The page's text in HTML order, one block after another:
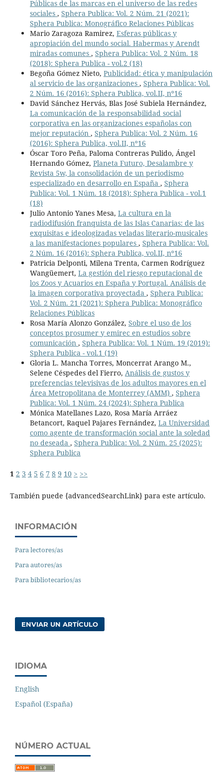
Públicas de las marcas en el universo de las redes
sociales , Sphera Publica: Vol. 2 Núm. 21 (2021):
Sphera Publica: Monográfico Relaciones Públicas
Mario Zaragoza Ramirez, Esferas públicas y
apropiación del mundo social. Habermas y Arendt
miradas comunes , Sphera Publica: Vol. 2 Núm. 18
(2018): Sphera Publica - vol.2 (18)
Begoña Gómez Nieto, Publicidad: ética y manipulación
al servicio de las organizaciones , Sphera Publica: Vol.
2 Núm. 16 (2016): Sphera Publica, vol.II, nº16
David Sánchez Hervás, Blas José Subiela Hernández,
La comunicación de la responsabilidad social
corporativa en las organizaciones españolas con
mejor reputación , Sphera Publica: Vol. 2 Núm. 16
(2016): Sphera Publica, vol.II, nº16
Óscar Toro Peña, Paloma Contreras Pulido, Ángel
Hernando Gómez, Planeta Futuro, Desalambre y
Revista 5w, la consolidación de un periodismo
especializado en desarrollo en España , Sphera
Publica: Vol. 1 Núm. 18 (2018): Sphera Publica - vol.1
(18)
Julio Antonio Yanes Mesa, La cultura en la
radiodifusión franquista de las Islas Canarias: de las
exquisitas e ideologizadas veladas literario-musicales
a las manifestaciones populares , Sphera Publica: Vol.
2 Núm. 16 (2016): Sphera Publica, vol.II, nº16
Patricia Delponti, Milena Trenta, Carmen Rodríguez
Wangüemert, La gestión del riesgo reputacional de
los Zoos y Acuarios en España y Portugal. Análisis de
la imagen corporativa proyectada , Sphera Publica:
Vol. 2 Núm. 21 (2021): Sphera Publica: Monográfico
Relaciones Públicas
Rosa María Alonzo González, Sobre el uso de los
conceptos prosumer y emirec en estudios sobre
comunicación , Sphera Publica: Vol. 1 Núm. 19 (2019):
Sphera Publica - vol.1 (19)
Gloria L. Mancha Torres, Moncerrat Arango M.,
Selene Céspedes del Fierro, Análisis de gustos y
preferencias televisivas de los adultos mayores en el
Área Metropolitana de Monterrey (AMM) , Sphera
Publica: Vol. 1 Núm. 24 (2024): Sphera Publica
Mónica Matellanes Lazo, Rosa María Arráez
Betancort, Raquel Pajares Fernández, La Universidad
como agente de transformación social ante la soledad
no deseada , Sphera Publica: Vol. 2 Núm. 25 (2025):
Sphera Publica
1 2 3 4 5 6 7 8 9 10 > >>
También puede {advancedSearchLink} para este artículo.
INFORMACIÓN
Para lectores/as
Para autores/as
Para bibliotecarios/as
ENVIAR UN ARTÍCULO
IDIOMA
English
Español (España)
NÚMERO ACTUAL